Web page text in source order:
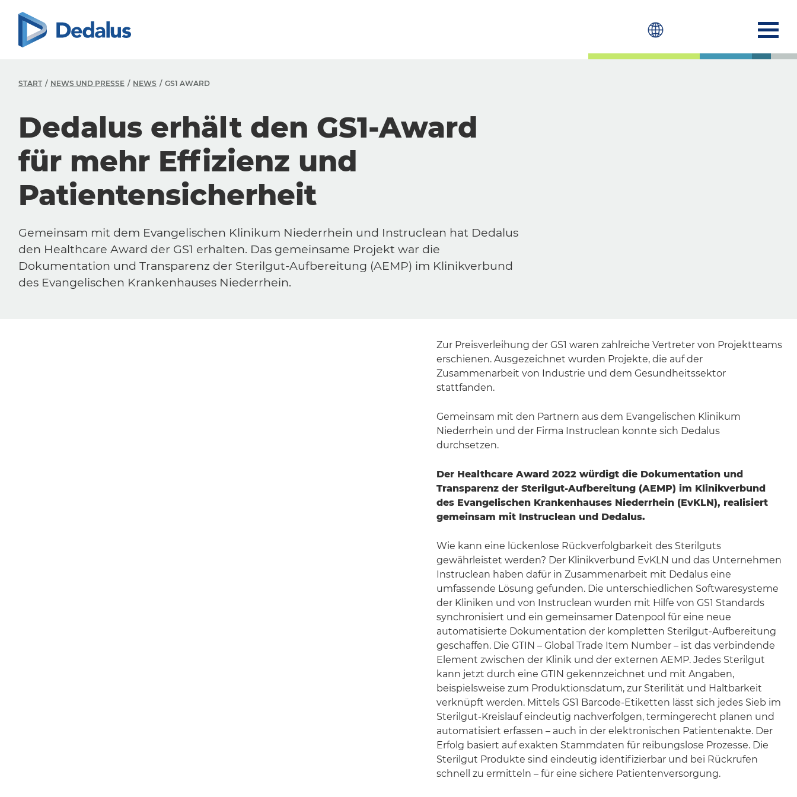
START NEWS UND PRESSE NEWS GS1 AWARD
Dedalus erhält den GS1-Award
für mehr Effizienz und
Patientensicherheit
Gemeinsam mit dem Evangelischen Klinikum Niederrhein und Instruclean hat Dedalus
den Healthcare Award der GS1 erhalten. Das gemeinsame Projekt war die
Dokumentation und Transparenz der Sterilgut-Aufbereitung (AEMP) im Klinikverbund
des Evangelischen Krankenhauses Niederrhein.
Zur Preisverleihung der GS1 waren zahlreiche Vertreter von Projektteams
erschienen. Ausgezeichnet wurden Projekte, die auf der
Zusammenarbeit von Industrie und dem Gesundheitssektor
stattfanden.
Gemeinsam mit den Partnern aus dem Evangelischen Klinikum
Niederrhein und der Firma Instruclean konnte sich Dedalus
durchsetzen.
Der Healthcare Award 2022 würdigt die Dokumentation und
Transparenz der Sterilgut-Aufbereitung (AEMP) im Klinikverbund
des Evangelischen Krankenhauses Niederrhein (EvKLN), realisiert
gemeinsam mit Instruclean und Dedalus.
Wie kann eine lückenlose Rückverfolgbarkeit des Sterilguts
gewährleistet werden? Der Klinikverbund EvKLN und das Unternehmen
Instruclean haben dafür in Zusammenarbeit mit Dedalus eine
umfassende Lösung gefunden. Die unterschiedlichen Softwaresysteme
der Kliniken und von Instruclean wurden mit Hilfe von GS1 Standards
synchronisiert und ein gemeinsamer Datenpool für eine neue
automatisierte Dokumentation der kompletten Sterilgut-Aufbereitung
geschaffen. Die GTIN – Global Trade Item Number – ist das verbindende
Element zwischen der Klinik und der externen AEMP. Jedes Sterilgut
kann jetzt durch eine GTIN gekennzeichnet und mit Angaben,
beispielsweise zum Produktionsdatum, zur Sterilität und Haltbarkeit
verknüpft werden. Mittels GS1 Barcode-Etiketten lässt sich jedes Sieb im
Sterilgut-Kreislauf eindeutig nachverfolgen, termingerecht planen und
automatisiert erfassen – auch in der elektronischen Patientenakte. Der
Erfolg basiert auf exakten Stammdaten für reibungslose Prozesse. Die
Sterilgut Produkte sind eindeutig identifizierbar und bei Rückrufen
schnell zu ermitteln – für eine sichere Patientenversorgung.